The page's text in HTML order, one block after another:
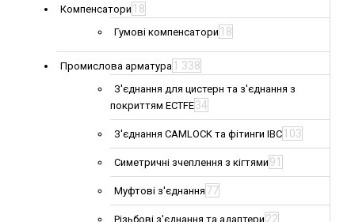
Компенсатори 18
Гумові компенсатори 18
Промислова арматура 1 338
З'єднання для цистерн та з'єднання з
покриттям ECTFE34
З'єднання CAMLOCK та фітинги IBC 103
Симетричні зчеплення з кігтями 91
Муфтові з'єднання 77
Різьбові з'єднання та адаптери 22